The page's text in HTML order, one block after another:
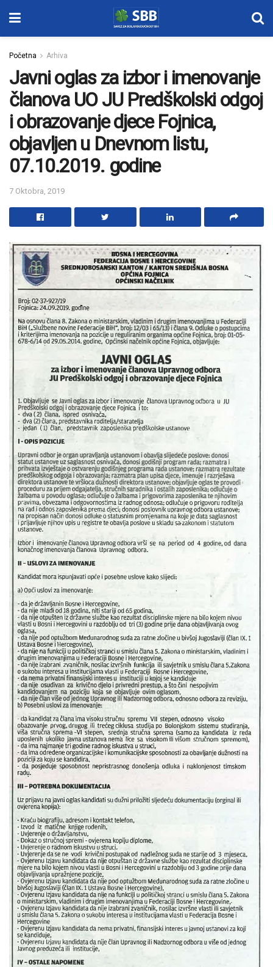
Početna Arhiva
Javni oglas za izbor i imenovanje
članova UO JU Predškolski odgoj
i obrazovanje djece Fojnica,
objavljen u Dnevnom listu,
07.10.2019. godine
7 Oktobra, 2019